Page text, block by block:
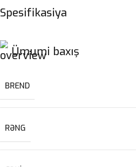
Spesifikasiya
Ümumi baxış
BREND
RƏNG